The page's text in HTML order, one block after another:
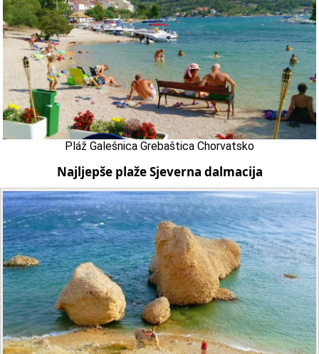
Pláž Galešnica Grebaštica Chorvatsko
Najljepše plaže Sjeverna dalmacija